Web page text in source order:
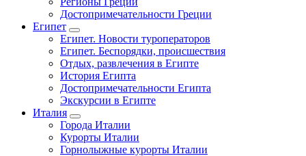
Достопримечательности Греции
Египет
Египет. Новости туроператоров
Египет. Беспорядки, происшествия
Отдых, развлечения в Египте
История Египта
Достопримечательности Египта
Экскурсии в Египте
Италия
Города Италии
Курорты Италии
Горнолыжные курорты Италии